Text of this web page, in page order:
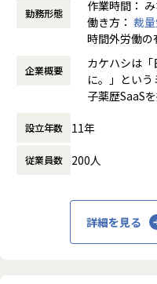
■事業会社
オープンは、RPAやAIなど
で、日本の生産性向上とい
上場企業としての資本力と
整った設計図があるという
「裁量がある」というより
その分、問いも役割も自分
化、Dockerによる環境構
AWS環境の保守・改善を中
ル管理も担当し、技術とマ
上流工程からシステム全
し、運用・保守だけでなく
前職では、金融・メーカー
S）など幅広く経験あり。
これまでの経験を活かし、
ストとして活躍できる場を
ucture as Code）による
イプラインの設計、
そしてAI（LLM）を活用し
い領域で主導権を持って取
また、医療というミッショ
機微情報を扱い、高い信頼
いただきます。
ビリティの確保や可観測性
セキュリティ・バイ・デザ
勤務形態
作業時間：
働き方： 裁
時間外労働の
休憩時間： 60
企業概要
カケハシは
に。」とい
子薬歴SaaS
国で約5万5千
に成長可能
す。
患者の健康に
設立年数 11年
従業員数 200人
詳細を見る